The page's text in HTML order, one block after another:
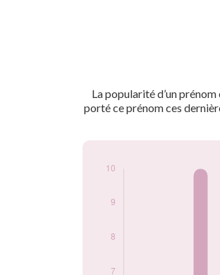
La popularité d’un
porté ce prénom ces
2011
5
2012
10
2016
5